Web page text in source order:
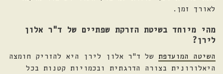
לאורך זמן.
מהי מיוחד בשיטת הזרקת שפתיים של ד"ר אלון
לירן?
השיטה המועדפת של ד"ר אלון לירן היא להזריק חומצה
היאלורונית בצורה הדרגתית ובכמויות קטנות בכל